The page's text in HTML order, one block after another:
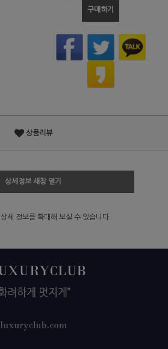
구매하기
상품리뷰
상세정보 새창 열기
상세 정보를 확대해 보실 수 있습니다.